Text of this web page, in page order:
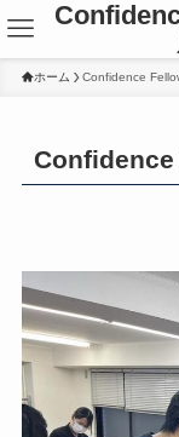
ホーム Confidence